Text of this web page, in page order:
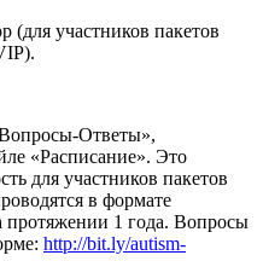
(для участников пакетов
Ответы»,
«Расписание». Это
для участников пакетов
в формате
протяжении 1 года. Вопросы
http://bit.ly/autism-